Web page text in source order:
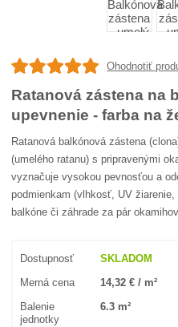
Ohodnotiť
Ratanová zástena na
upevnenie - farba na
Ratanová balkónová zástena
(umelého ratanu) s pripravenými
vyznačuje vysokou pevnosťou a
podmienkam (vlhkosť, UV
balkóne či záhrade za pár
Dostupnosť SKLADOM
Merná cena 14,32 € / m²
Balenie
jednotky
6.3 m²